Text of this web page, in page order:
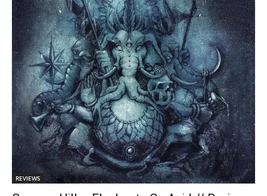
REVIEWS